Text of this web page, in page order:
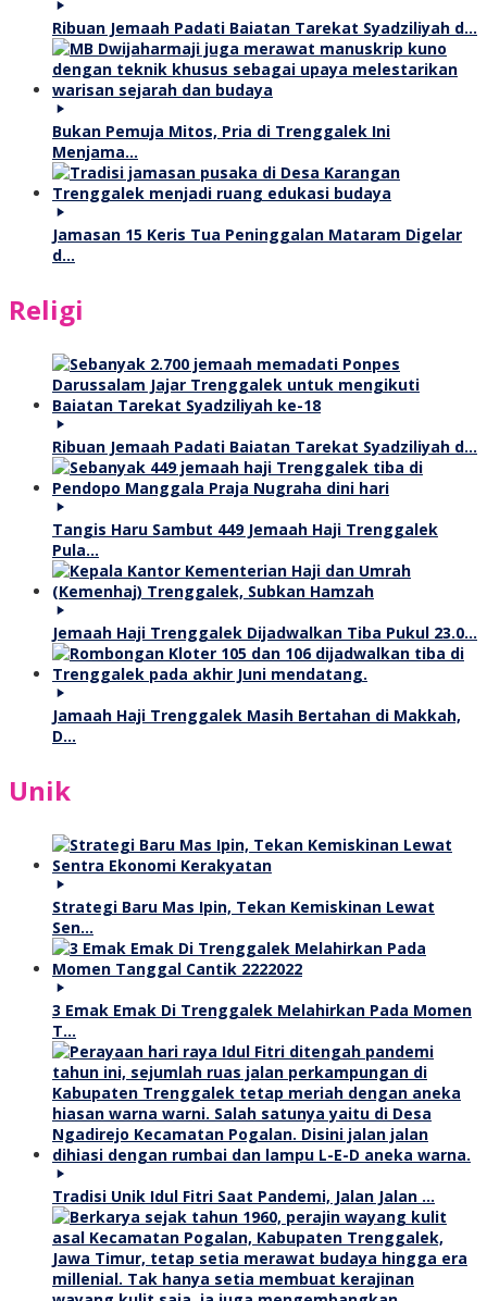
Ribuan Jemaah Padati Baiatan Tarekat Syadziliyah d…
Bukan Pemuja Mitos, Pria di Trenggalek Ini
Menjama…
Jamasan 15 Keris Tua Peninggalan Mataram Digelar
d…
Religi
Ribuan Jemaah Padati Baiatan Tarekat Syadziliyah d…
Tangis Haru Sambut 449 Jemaah Haji Trenggalek
Pula…
Jemaah Haji Trenggalek Dijadwalkan Tiba Pukul 23.0…
Jamaah Haji Trenggalek Masih Bertahan di Makkah,
D…
Unik
Strategi Baru Mas Ipin, Tekan Kemiskinan Lewat
Sen…
3 Emak Emak Di Trenggalek Melahirkan Pada Momen
T…
Tradisi Unik Idul Fitri Saat Pandemi, Jalan Jalan …